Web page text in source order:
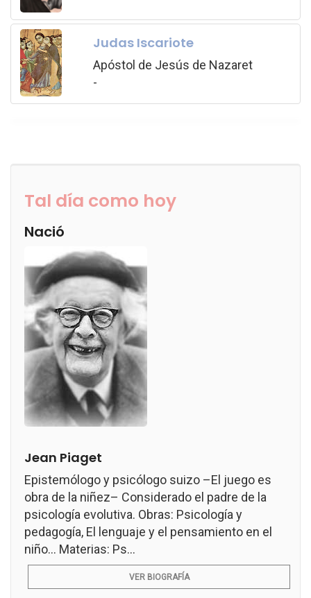
Judas Iscariote
Apóstol de Jesús de Nazaret
-
Tal día como hoy
Nació
Jean Piaget
Epistemólogo y psicólogo suizo –El juego es
obra de la niñez– Considerado el padre de la
psicología evolutiva. Obras: Psicología y
pedagogía, El lenguaje y el pensamiento en el
niño... Materias: Ps...
VER BIOGRAFÍA